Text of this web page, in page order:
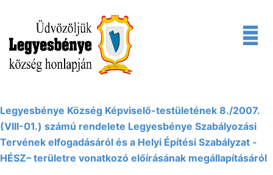
Legyesbénye Község Képviselő-testületének 8./2007.
(VIII-01.) számú rendelete Legyesbénye Szabályozási
Tervének elfogadásáról és a Helyi Építési Szabályzat -
HÉSZ– területre vonatkozó előírásának megállapításáról